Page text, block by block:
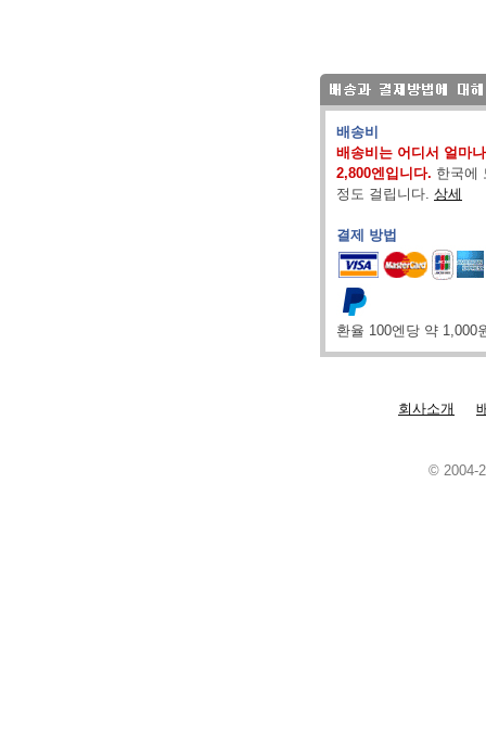
배송비
배송비는 어디서 얼마
2,800엔입니다. 한국에
정도 걸립니다. 상세
결제 방법
환율 100엔당 약 1,000
회사소개
© 2004-